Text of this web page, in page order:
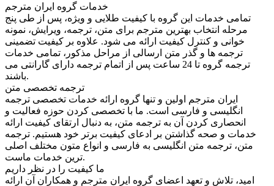
خدمات گروه ایران مترجم
تمامی خدمات این گروه با کیفیت طلایی و ویژه، پس از طی پنج
مرحله انتخاب بهترین مترجم برای متن، ترجمه، ویرایش، نمونه
خوانی و کنترل کیفیت ارائه می شود. علاوه بر کیفیت تضمینی
ترجمه ها و گذر متن ارسالی از مراحل مذکور، تمامی خدمات
ترجمه گروه تا 24 ساعت پس از اتمام ترجمه دارای گارانتی می
باشند.
ترجمه تخصصی متن
ایران مترجم اولین و تنها گروه ارائه خدمات تخصصی ترجمه
انگلیسی و فارسی است. ما با تخصصی کردن حوزه فعالیت و
انحصاری کردن آن به ترجمه متن، به دنبال ارتقای کیفیت ارائه
خدمات و صحه گذاشتن بر ادعای کیفیت برتر خود هستیم. ترجمه
متن، ترجمه متن انگلیسی به فارسی و انواع متون مختلف اصلی
ترین خدمات ماست.
ما کیفیت را در نظر داریم
امید، تلاش و تعهد اعضای گروه ایران مترجم و همکاران آن ارائه